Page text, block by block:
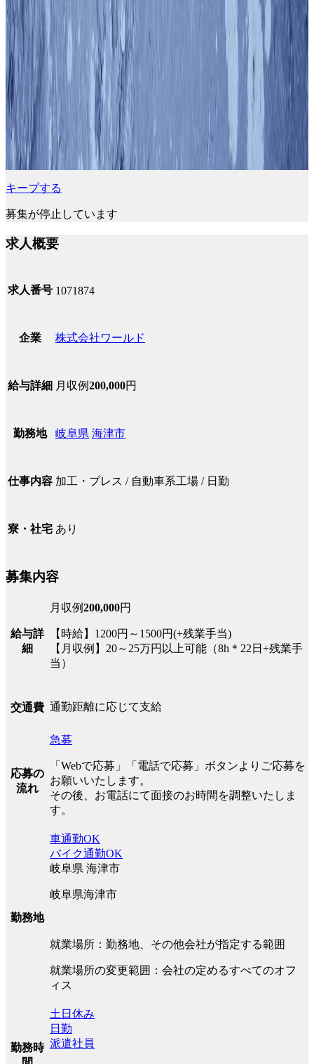
キープする
募集が停止しています
求人概要
求人番号 1071874
企業 株式会社ワールド
給与詳細 月収例200,000円
勤務地 岐阜県 海津市
仕事内容 加工・プレス / 自動車系工場 / 日勤
寮・社宅 あり
募集内容
給与詳
細
月収例200,000円
【時給】1200円～1500円(+残業手当)
【月収例】20～25万円以上可能（8h＊22日+残業手
当）
交通費 通勤距離に応じて支給
応募の
流れ
急募
「Webで応募」「電話で応募」ボタンよりご応募を
お願いいたします。
その後、お電話にて面接のお時間を調整いたしま
す。
勤務地
車通勤OK
バイク通勤OK
岐阜県 海津市
岐阜県海津市
就業場所：勤務地、その他会社が指定する範囲
就業場所の変更範囲：会社の定めるすべてのオフ
ィス
勤務時
土日休み
日勤
派遣社員